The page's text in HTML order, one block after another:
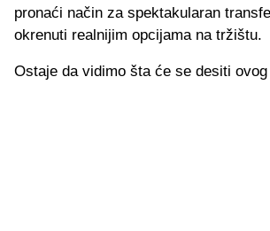
pronaći način za spektakularan
okrenuti realnijim opcijama na tržištu.
Ostaje da vidimo šta će se desiti